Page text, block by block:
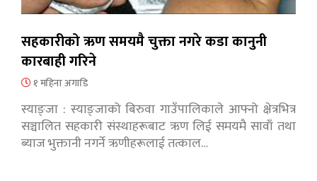
सहकारीको ऋण समयमै चुक्ता नगरे कडा कानुनी
कारबाही गरिने
१ महिना अगाडि
स्याङ्जा : स्याङ्जाको बिरुवा गाउँपालिकाले आफ्नो क्षेत्रभित्र
सञ्चालित सहकारी संस्थाहरूबाट ऋण लिई समयमै सावाँ तथा
ब्याज भुक्तानी नगर्ने ऋणीहरूलाई तत्काल…